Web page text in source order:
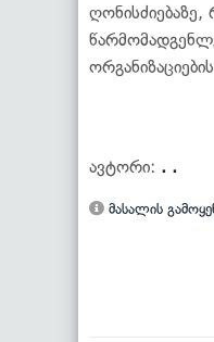
ავტორი: . .
მასალის